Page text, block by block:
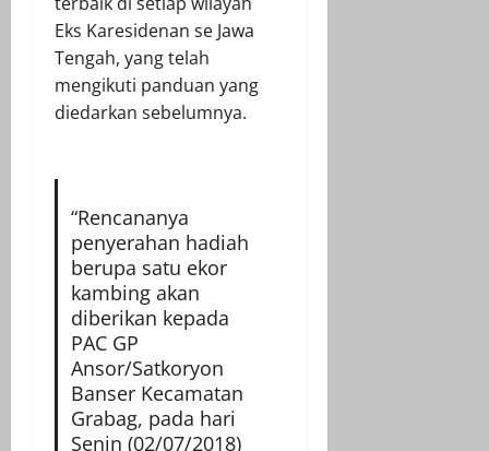
Eks Karesidenan se Jawa
Tengah, yang telah
mengikuti panduan yang
diedarkan sebelumnya.
“Rencananya
penyerahan hadiah
berupa satu ekor
kambing akan
diberikan kepada
PAC GP
Ansor/Satkoryon
Banser Kecamatan
Grabag, pada hari
Senin (02/07/2018)